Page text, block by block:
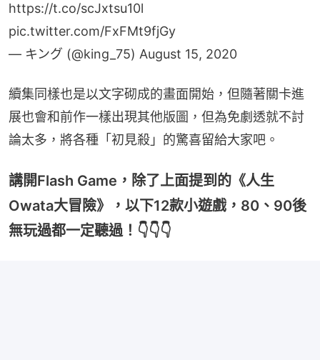
https://t.co/scJxtsu10l
pic.twitter.com/FxFMt9fjGy
— キング (@king_75) August 15, 2020
續集同樣也是以文字砌成的畫面開始，但隨著關卡進
展也會和前作一樣出現其他版圖，但為免劇透就不討
論太多，將各種「初見殺」的驚喜留給大家吧。
講開Flash Game，除了上面提到的《人生
Owata大冒險》，以下12款小遊戲，80、90後
無玩過都一定聽過！👇👇👇